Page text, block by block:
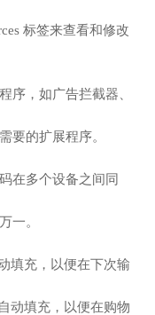
标签来查看和修改
序，如广告拦截器、
要的扩展程序。
在多个设备之间同
一。
填充，以便在下次输
动填充，以便在购物